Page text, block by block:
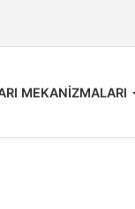
MEKANİZMALARI